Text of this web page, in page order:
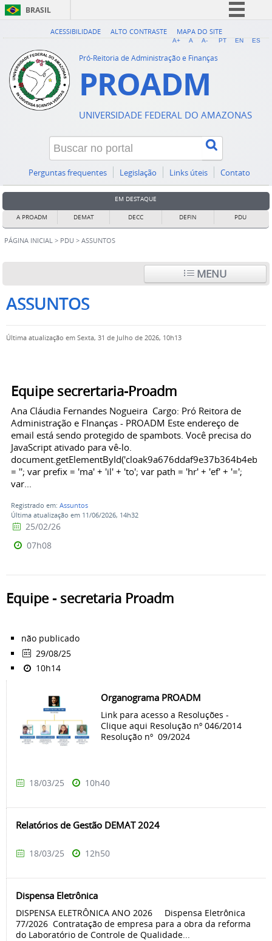
BRASIL
Simplifique!
Acesso à informação
ACESSIBILIDADE ALTO CONTRASTE MAPA DO SITE
A+ A A- PT EN ES
Pró-Reitoria de Administração e Finanças
PROADM
UNIVERSIDADE FEDERAL DO AMAZONAS
Perguntas frequentes Legislação Links úteis Contato
EM DESTAQUE
A PROADM DEMAT DECC DEFIN PDU
PÁGINA INICIAL > PDU > ASSUNTOS
MENU
ASSUNTOS
Última atualização em Sexta, 31 de Julho de 2026, 10h13
Equipe secrertaria-Proadm
Ana Cláudia Fernandes Nogueira Cargo: Pró Reitora de
Administração e FInanças - PROADM Este endereço de
email está sendo protegido de spambots. Você precisa do
JavaScript ativado para vê-lo.
= ''; var prefix = 'ma' + 'il' + 'to'; var path = 'hr' + 'ef' + '=';
var...
Registrado em: Assuntos
Última atualização em 11/06/2026, 14h32
25/02/26
07h08
Equipe - secretaria Proadm
não publicado
29/08/25
10h14
Organograma PROADM
Link para acesso a Resoluções -
Clique aqui Resolução nº 046/2014
Resolução nº 09/2024
18/03/25 10h40
Relatórios de Gestão DEMAT 2024
18/03/25 12h50
Dispensa Eletrônica
DISPENSA ELETRÔNICA ANO 2026 Dispensa Eletrônica
77/2026 Contratação de empresa para a obra da reforma
do Laboratório de Controle de Qualidade...